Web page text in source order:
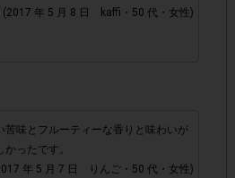
てください。 本ページ上に記載
の購入ページ以外で購入された
となります。
した後、アンケート回答を行っ
する前に注文キャンセルをされ
外となります。
(2017 年 5 月 8 日 kaffi・50 代・女性)
苦味とフルーティーな香りと味わいが
かったです。
年 5 月 7 日 りんご・50 代・女性)